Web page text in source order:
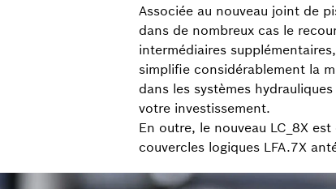
Associée au nouveau joint de
dans de nombreux cas le
intermédiaires
simplifie considérablement la
dans les systèmes
votre investissement.
En outre, le nouveau LC_8X
couvercles logiques LFA.7X